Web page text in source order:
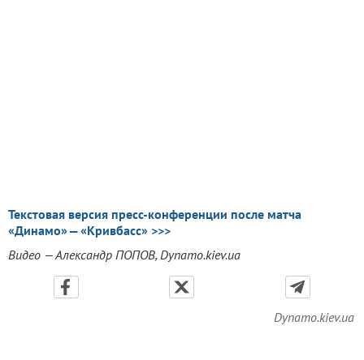
Текстовая версия пресс-конференции после матча
«Динамо» — «Кривбасс» >>>
Видео — Александр ПОПОВ, Dynamo.kiev.ua
Dynamo.kiev.ua